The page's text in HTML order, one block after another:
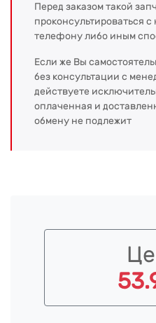
Перед заказом такой
проконсультироваться
телефону либо иным
Если же Вы
без консультации с
действуете
оплаченная и
обмену не подлежит